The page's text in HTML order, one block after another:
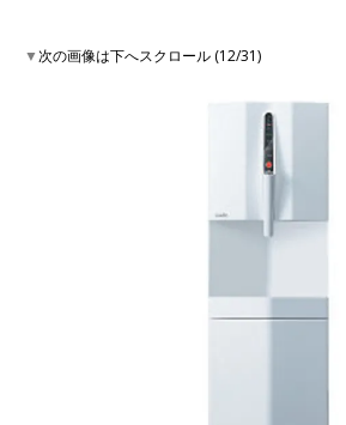
▼次の画像は下へスクロール (12/31)